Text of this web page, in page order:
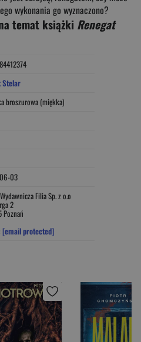
wykonania go wyznaczono?
temat książki Renegat
Stelar
broszurowa (miękka)
03
Filia Sp. z o.o
2
Poznań
[email protected]